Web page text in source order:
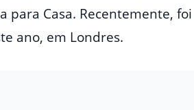
para Casa. Recentemente, foi
ano, em Londres.